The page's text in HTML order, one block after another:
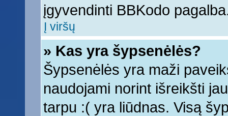
įgyvendinti BBKodo
Į viršų
» Kas yra šypsenėlės?
Šypsenėlės yra maži
naudojami norint išreikšti
tarpu :( yra liūdnas. Visą